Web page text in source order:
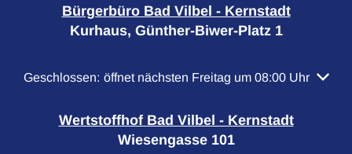
Bürgerbüro Bad Vilbel - Kernstadt
Kurhaus, Günther-Biwer-Platz 1
Klicken, um weitere Öffnungs- oder Schließzeiten
Geschlossen: öffnet nächsten Freitag um 08:00 Uhr
Wertstoffhof Bad Vilbel - Kernstadt
Wiesengasse 101